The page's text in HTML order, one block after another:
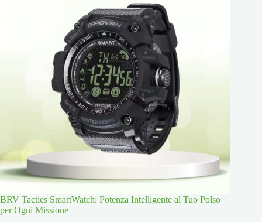
BRV Tactics SmartWatch: Potenza Intelligente al Tuo Polso
per Ogni Missione